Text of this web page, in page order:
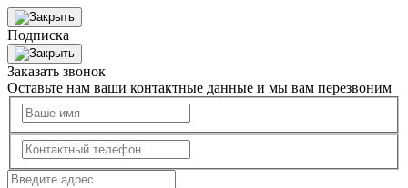
Подписка
Заказать звонок
Оставьте нам ваши контактные данные и мы вам перезвоним